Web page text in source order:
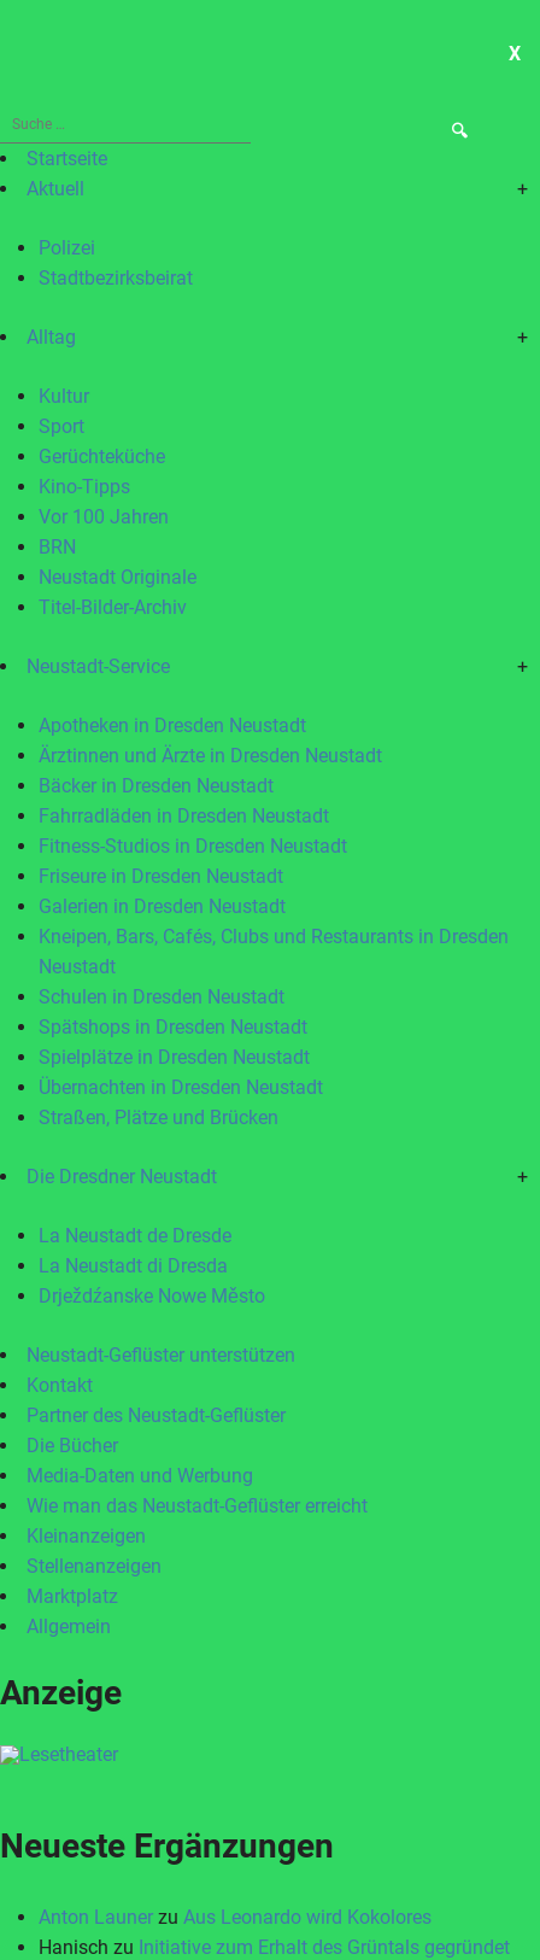
X
Suche
nach:Startseite
Aktuell
+
Polizei
Stadtbezirksbeirat
Alltag +
Kultur
Sport
Gerüchteküche
Kino-Tipps
Vor 100 Jahren
BRN
Neustadt Originale
Titel-Bilder-Archiv
Neustadt-Service +
Apotheken in Dresden Neustadt
Ärztinnen und Ärzte in Dresden Neustadt
Bäcker in Dresden Neustadt
Fahrradläden in Dresden Neustadt
Fitness-Studios in Dresden Neustadt
Friseure in Dresden Neustadt
Galerien in Dresden Neustadt
Kneipen, Bars, Cafés, Clubs und Restaurants in Dresden
Neustadt
Schulen in Dresden Neustadt
Spätshops in Dresden Neustadt
Spielplätze in Dresden Neustadt
Übernachten in Dresden Neustadt
Straßen, Plätze und Brücken
Die Dresdner Neustadt +
La Neustadt de Dresde
La Neustadt di Dresda
Drježdźanske Nowe Město
Neustadt-Geflüster unterstützen
Kontakt
Partner des Neustadt-Geflüster
Die Bücher
Media-Daten und Werbung
Wie man das Neustadt-Geflüster erreicht
Kleinanzeigen
Stellenanzeigen
Marktplatz
Allgemein
Anzeige
Neueste Ergänzungen
Anton Launer zu Aus Leonardo wird Kokolores
Hanisch zu Initiative zum Erhalt des Grüntals gegründet